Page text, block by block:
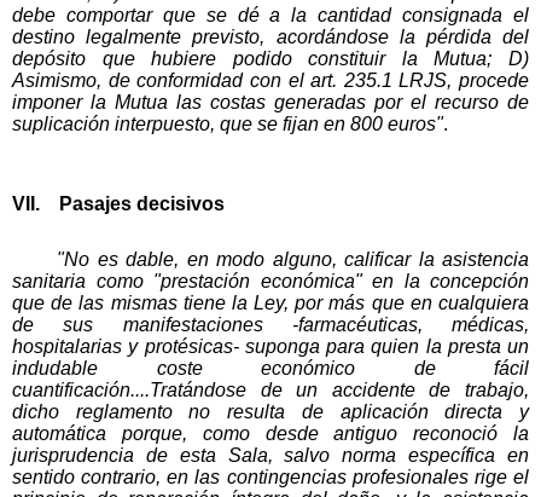
debe comportar que se dé a la cantidad consignada el
destino legalmente previsto, acordándose la pérdida del
depósito que hubiere podido constituir la Mutua; D)
Asimismo, de conformidad con el art. 235.1 LRJS, procede
imponer la Mutua las costas generadas por el recurso de
suplicación interpuesto, que se fijan en 800 euros".
VII. Pasajes decisivos
"No es dable, en modo alguno, calificar la asistencia
sanitaria como "prestación económica" en la concepción
que de las mismas tiene la Ley, por más que en cualquiera
de sus manifestaciones -farmacéuticas, médicas,
hospitalarias y protésicas- suponga para quien la presta un
indudable coste económico de fácil
cuantificación....Tratándose de un accidente de trabajo,
dicho reglamento no resulta de aplicación directa y
automática porque, como desde antiguo reconoció la
jurisprudencia de esta Sala, salvo norma específica en
sentido contrario, en las contingencias profesionales rige el